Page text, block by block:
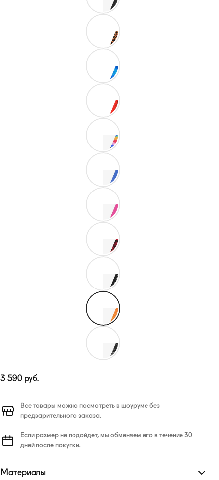
3 590 руб.
Все товары можно посмотреть в шоуруме без
предварительного заказа.
Если размер не подойдет, мы обменяем его в течение 30
дней после покупки.
Материалы